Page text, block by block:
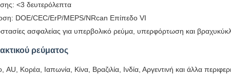
<3 δευτερόλεπτα
DOE/CEC/ErP/MEPS/NRcan Επίπεδο VI
ασφαλείας για υπερβολικό ρεύμα, υπερφόρτωση και
ρεύματος
Κορέα, Ιαπωνία, Κίνα, Βραζιλία, Ινδία, Αργεντινή και άλλα